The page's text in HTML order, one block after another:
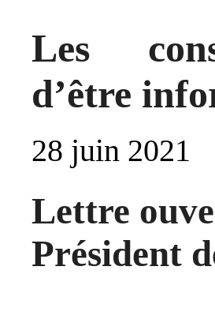
Les
d’être
28 juin 2021
Lettre
Président